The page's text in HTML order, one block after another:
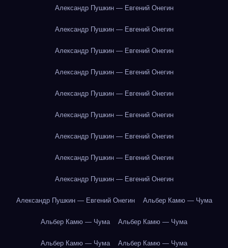
Александр Пушкин — Евгений Онегин
Александр Пушкин — Евгений Онегин
Александр Пушкин — Евгений Онегин
Александр Пушкин — Евгений Онегин
Александр Пушкин — Евгений Онегин
Александр Пушкин — Евгений Онегин
Александр Пушкин — Евгений Онегин
Александр Пушкин — Евгений Онегин
Александр Пушкин — Евгений Онегин
Александр Пушкин — Евгений Онегин Альбер Камю — Чума
Альбер Камю — Чума Альбер Камю — Чума
Альбер Камю — Чума Альбер Камю — Чума